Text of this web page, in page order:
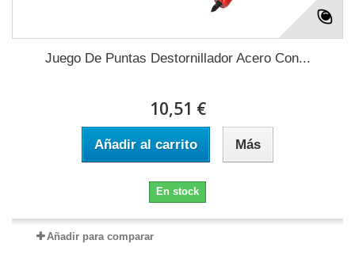
Juego De Puntas Destornillador Acero Con...
10,51 €
Añadir al carrito Más
En stock
Añadir para comparar